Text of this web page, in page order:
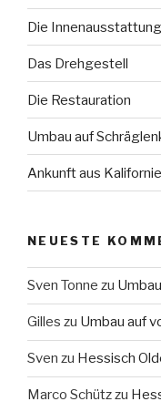
Die
Das Drehgestell
Die Restauration
Umbau auf
Ankunft aus
NEUESTE
Sven Tonne zu
Gilles zu Umbau auf
Sven zu Hessisch
Marco Schützzu